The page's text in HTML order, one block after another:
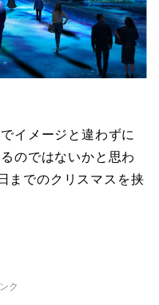
イメージと違わずに
のではないかと思わ
までのクリスマスを挟
ク